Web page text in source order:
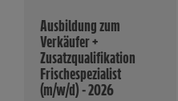
Ausbildung zum
Verkäufer +
Zusatzqualifikation
Frischespezialist
(m/w/d) - 2026